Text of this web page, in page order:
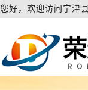
您好，欢迎访问宁津